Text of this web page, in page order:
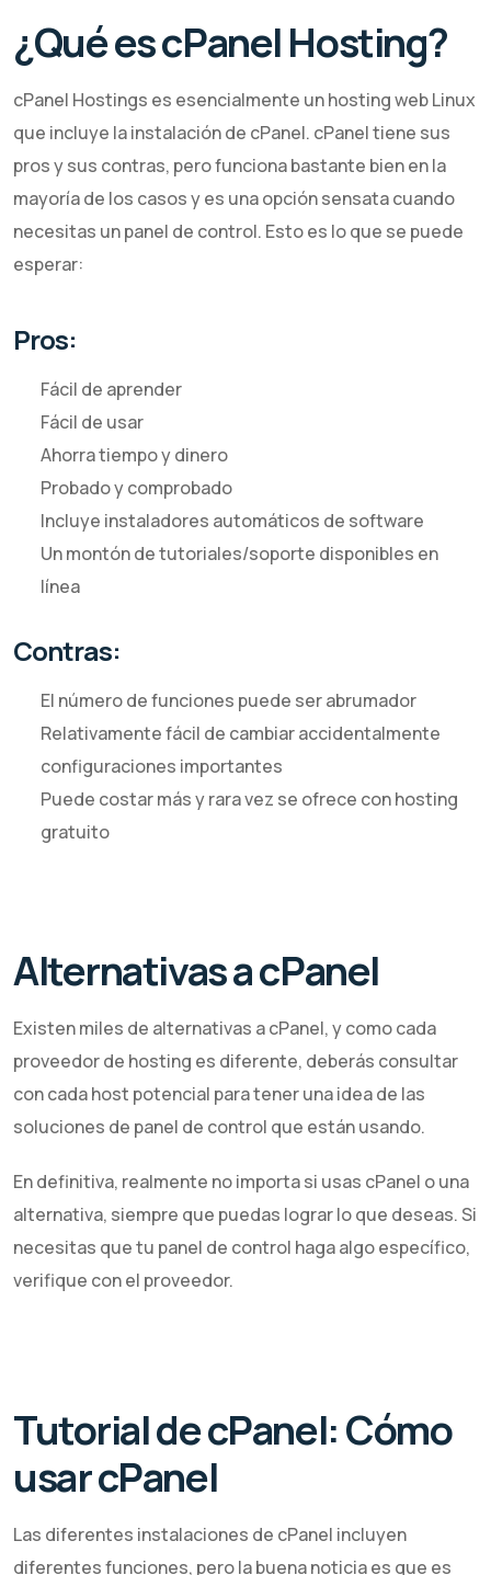
¿Qué es cPanel Hosting?
cPanel Hostings es esencialmente un hosting web Linux
que incluye la instalación de cPanel. cPanel tiene sus
pros y sus contras, pero funciona bastante bien en la
mayoría de los casos y es una opción sensata cuando
necesitas un panel de control. Esto es lo que se puede
esperar:
Pros:
Fácil de aprender
Fácil de usar
Ahorra tiempo y dinero
Probado y comprobado
Incluye instaladores automáticos de software
Un montón de tutoriales/soporte disponibles en
línea
Contras:
El número de funciones puede ser abrumador
Relativamente fácil de cambiar accidentalmente
configuraciones importantes
Puede costar más y rara vez se ofrece con hosting
gratuito
Alternativas a cPanel
Existen miles de alternativas a cPanel, y como cada
proveedor de hosting es diferente, deberás consultar
con cada host potencial para tener una idea de las
soluciones de panel de control que están usando.
En definitiva, realmente no importa si usas cPanel o una
alternativa, siempre que puedas lograr lo que deseas. Si
necesitas que tu panel de control haga algo específico,
verifique con el proveedor.
Tutorial de cPanel: Cómo
usar cPanel
Las diferentes instalaciones de cPanel incluyen
diferentes funciones, pero la buena noticia es que es